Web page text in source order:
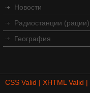
Новости
Радиостанции (рации)
География
CSS Valid | XHTML Valid |